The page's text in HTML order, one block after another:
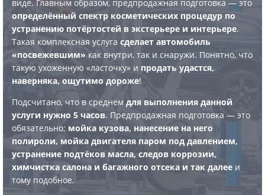
виде. Главным образом, предпродажная подготовка — это
определённый спектр косметических процедур по
устранению потёртостей в экстерьере и интерьере.
Такая комплексная услуга сделает автомобиль
«посвежевшим» как внутри, так и снаружи. Понятно, что
такую ухоженную «ласточку» и продать удастся,
наверняка, ощутимо дороже!
Подсчитано, что в среднем для выполнения данной
услуги нужно 5 часов. Предпродажная подготовка — это
обязательно: мойка кузова, нанесение на него
полироли, мойка двигателя паром под давлением,
устранение подтёков масла, следов коррозии,
химчистка салона и багажного отсека и так далее и
тому подобное.